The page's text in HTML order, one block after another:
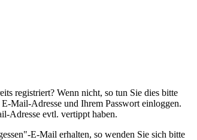
registriert? Wenn nicht, so tun Sie dies bitte
Mail-Adresse und Ihrem Passwort einloggen.
Adresse evtl. vertippt haben.
E-Mail erhalten, so wenden Sie sich bitte